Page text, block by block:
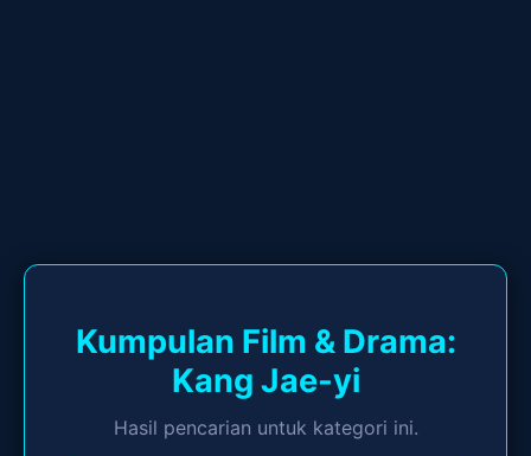
Kumpulan Film & Drama:
Kang Jae-yi
Hasil pencarian untuk kategori ini.